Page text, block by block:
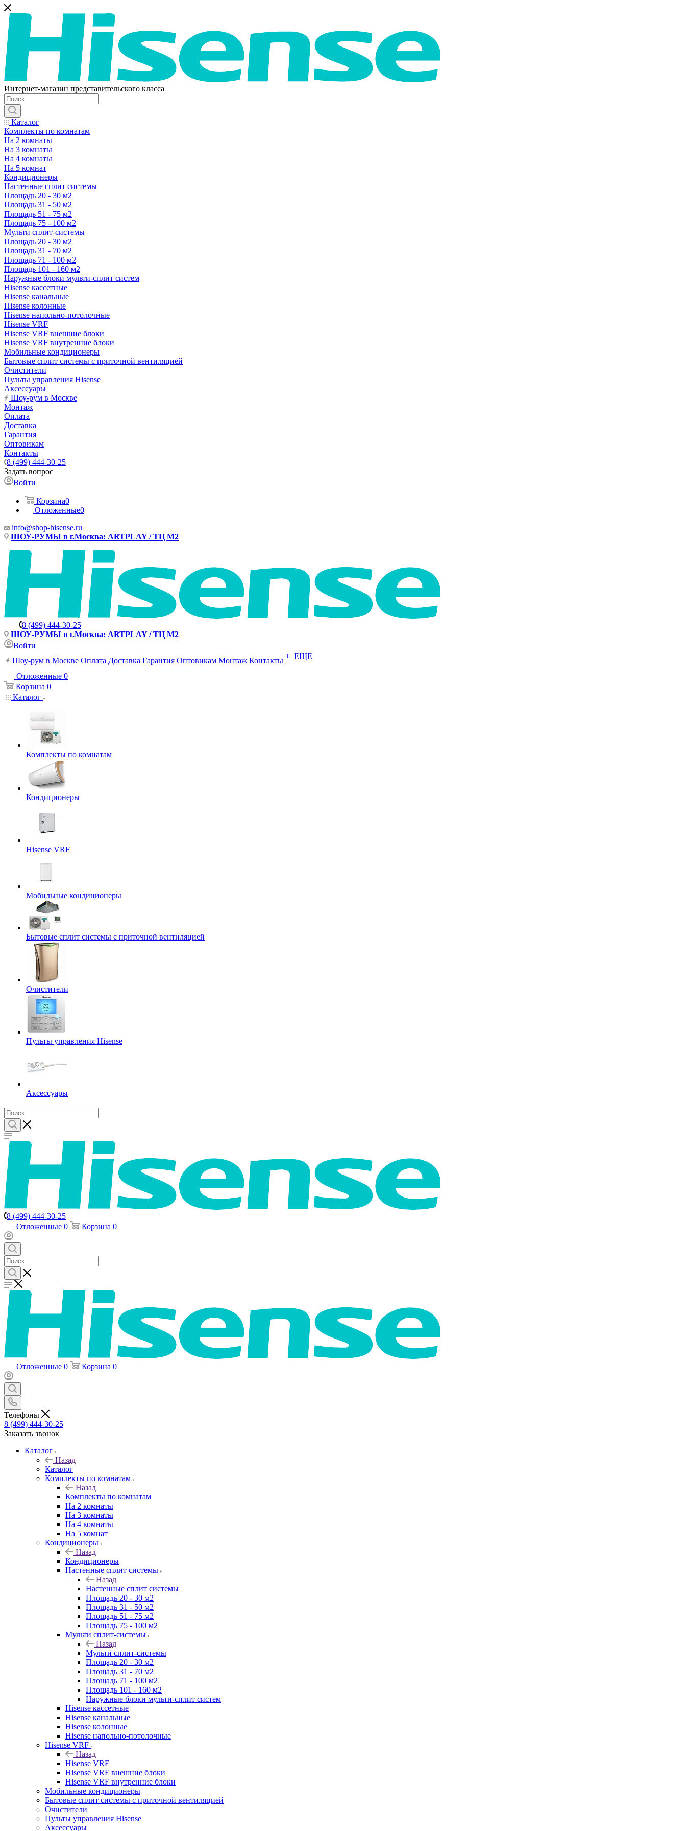
Интернет-магазин представительского класса
Каталог
Комплекты по комнатам
На 2 комнаты
На 3 комнаты
На 4 комнаты
На 5 комнат
Кондиционеры
Настенные сплит системы
Площадь 20 - 30 м2
Площадь 31 - 50 м2
Площадь 51 - 75 м2
Площадь 75 - 100 м2
Мульти сплит-системы
Площадь 20 - 30 м2
Площадь 31 - 70 м2
Площадь 71 - 100 м2
Площадь 101 - 160 м2
Наружные блоки мульти-сплит систем
Hisense кассетные
Hisense канальные
Hisense колонные
Hisense напольно-потолочные
Hisense VRF
Hisense VRF внешние блоки
Hisense VRF внутренние блоки
Мобильные кондиционеры
Бытовые сплит системы с приточной вентиляцией
Очистители
Пульты управления Hisense
Аксессуары
Шоу-рум в Москве
Монтаж
Оплата
Доставка
Гарантия
Оптовикам
Контакты
8 (499) 444-30-25
Задать вопрос
Войти
Корзина0
Отложенные0
info@shop-hisense.ru
ШОУ-РУМЫ в г.Москва: ARTPLAY / ТЦ М2
8 (499) 444-30-25
ШОУ-РУМЫ в г.Москва: ARTPLAY / ТЦ М2
Войти
Шоу-рум в Москве Оплата Доставка Гарантия Оптовикам Монтаж Контакты + ЕЩЕ
Отложенные 0
Корзина 0
Каталог
Комплекты по комнатам
Кондиционеры
Hisense VRF
Мобильные кондиционеры
Бытовые сплит системы с приточной вентиляцией
Очистители
Пульты управления Hisense
Аксессуары
8 (499) 444-30-25
Отложенные 0 Корзина 0
Отложенные 0 Корзина 0
Телефоны
8 (499) 444-30-25
Заказать звонок
Каталог
Назад
Каталог
Комплекты по комнатам
Назад
Комплекты по комнатам
На 2 комнаты
На 3 комнаты
На 4 комнаты
На 5 комнат
Кондиционеры
Назад
Кондиционеры
Настенные сплит системы
Назад
Настенные сплит системы
Площадь 20 - 30 м2
Площадь 31 - 50 м2
Площадь 51 - 75 м2
Площадь 75 - 100 м2
Мульти сплит-системы
Назад
Мульти сплит-системы
Площадь 20 - 30 м2
Площадь 31 - 70 м2
Площадь 71 - 100 м2
Площадь 101 - 160 м2
Наружные блоки мульти-сплит систем
Hisense кассетные
Hisense канальные
Hisense колонные
Hisense напольно-потолочные
Hisense VRF
Назад
Hisense VRF
Hisense VRF внешние блоки
Hisense VRF внутренние блоки
Мобильные кондиционеры
Бытовые сплит системы с приточной вентиляцией
Очистители
Пульты управления Hisense
Аксессуары